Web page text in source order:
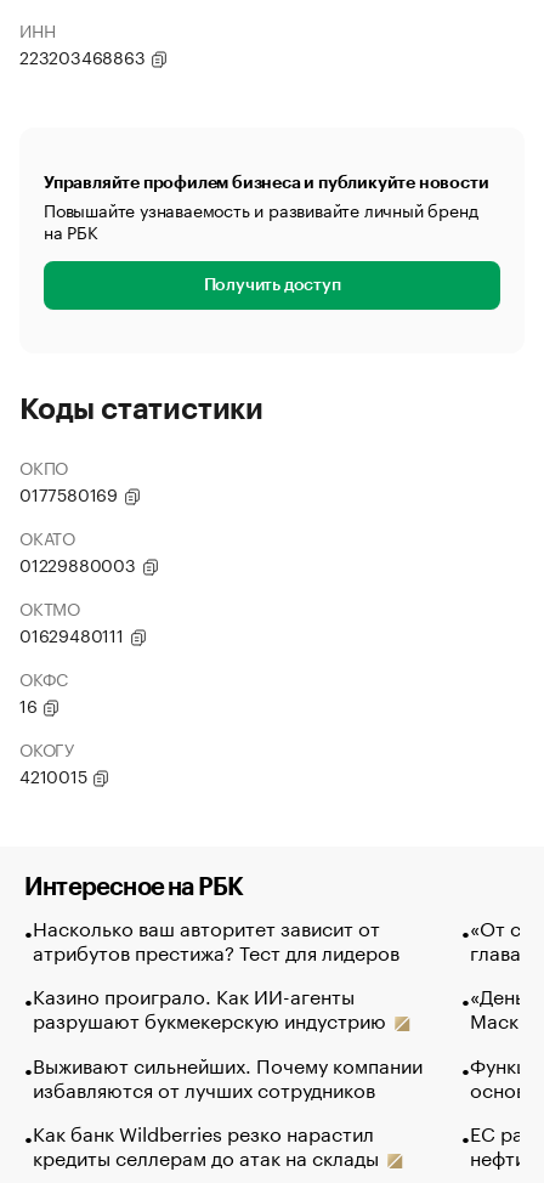
ИНН
223203468863
Управляйте профилем бизнеса и публикуйте новости
Повышайте узнаваемость и развивайте личный бренд
на РБК
Получить доступ
Коды статистики
ОКПО
0177580169
ОКАТО
01229880003
ОКТМО
01629480111
ОКФС
16
ОКОГУ
4210015
Интересное на РБК
Насколько ваш авторитет зависит от
атрибутов престижа? Тест для лидеров
Казино проиграло. Как ИИ-агенты
разрушают букмекерскую индустрию
Выживают сильнейших. Почему компании
избавляются от лучших сотрудников
Как банк Wildberries резко нарастил
кредиты селлерам до атак на склады
«От
глава
Маск в
основ
ЕС
нефти